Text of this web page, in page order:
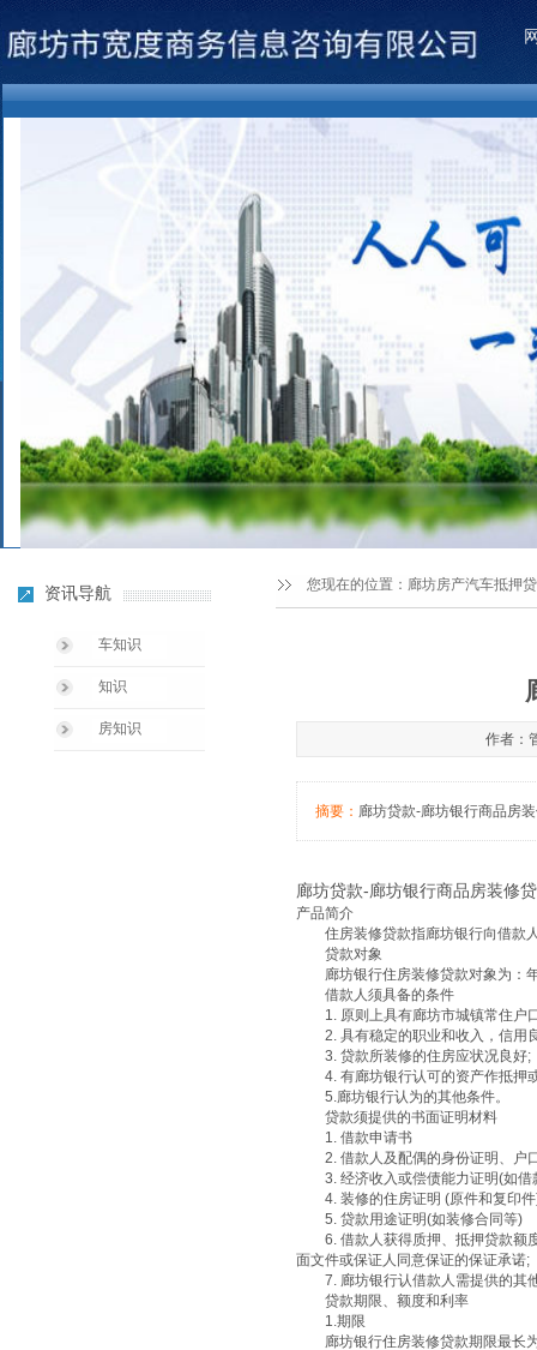
您现在的位置： 廊坊房产汽车抵押
作者：
摘要： 廊坊贷款-廊坊银行商品房
廊坊贷款-廊坊银行商品房装修
产品简介
住房装修贷款指廊坊银行向借款
贷款对象
廊坊银行住房装修贷款对象为：年
借款人须具备的条件
1. 原则上具有廊坊市城镇常住户
2. 具有稳定的职业和收入，信用
3. 贷款所装修的住房应状况良好;
4. 有廊坊银行认可的资产作抵押或
5.廊坊银行认为的其他条件。
贷款须提供的书面证明材料
1. 借款申请书
2. 借款人及配偶的身份证明、户
3. 经济收入或偿债能力证明(如借
4. 装修的住房证明 (原件和复印
5. 贷款用途证明(如装修合同等)
6. 借款人获得质押、抵押贷款额度
面文件或保证人同意保证的保证承诺;
7. 廊坊银行认借款人需提供的其
贷款期限、额度和利率
1.期限
廊坊银行住房装修贷款期限最长
资讯导航
车知识
知识
房知识